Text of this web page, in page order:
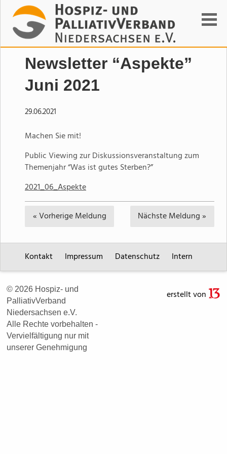
Suchen
Newsletter “Aspekte”
Juni 2021
29.06.2021
Machen Sie mit!
Public Viewing zur Diskussionsveranstaltung zum
Themenjahr “Was ist gutes Sterben?”
2021_06_Aspekte
« Vorherige Meldung NächsteMeldung »
Kontakt Impressum Datenschutz Intern
© 2026 Hospiz- und
PalliativVerband
Niedersachsen e.V.
Alle Rechte vorbehalten -
Vervielfältigung nur mit
unserer Genehmigung
erstellt von